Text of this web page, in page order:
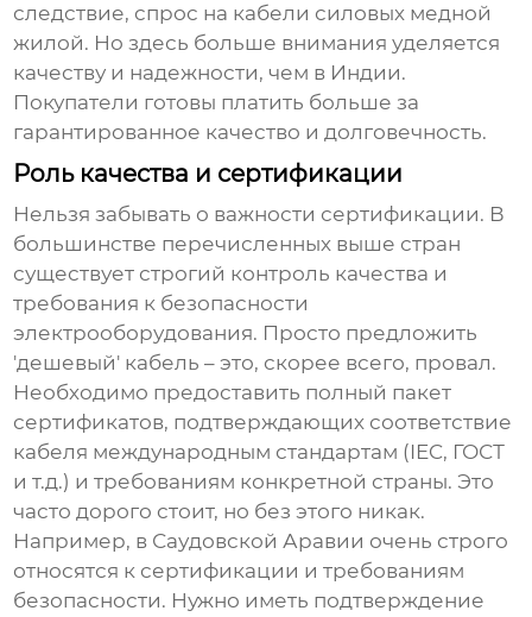
следствие, спрос на кабели силовых медной
жилой. Но здесь больше внимания уделяется
качеству и надежности, чем в Индии.
Покупатели готовы платить больше за
гарантированное качество и долговечность.
Роль качества и сертификации
Нельзя забывать о важности сертификации. В
большинстве перечисленных выше стран
существует строгий контроль качества и
требования к безопасности
электрооборудования. Просто предложить
'дешевый' кабель – это, скорее всего, провал.
Необходимо предоставить полный пакет
сертификатов, подтверждающих соответствие
кабеля международным стандартам (IEC, ГОСТ
и т.д.) и требованиям конкретной страны. Это
часто дорого стоит, но без этого никак.
Например, в Саудовской Аравии очень строго
относятся к сертификации и требованиям
безопасности. Нужно иметь подтверждение